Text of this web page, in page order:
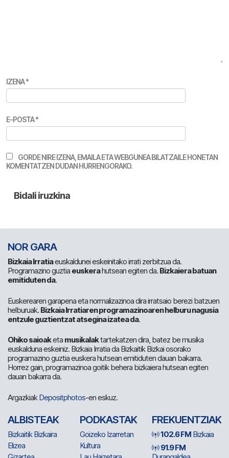
IZENA*
E-POSTA*
GORDE NIRE IZENA, EMAILA ETA WEBGUNEA BILATZAILE HONETAN
KOMENTATZEN DUDAN HURRENGORAKO.
NOR GARA
Bizkaia Irratiaeuskaldunei eskeinitako irrati zerbitzua da.
Programazino guztia euskerahutsean egiten da. Bizkaiera batuan
emitiduten da.
Euskerearen garapena eta normalizazinoa dira irratsaio berezi batzuen
helburuak. Bizkaia Irratiaren programazinoaren helburu nagusia
entzule guztientzat atsegina izatea da.
Ohiko saioaketa musikalaktartekatzen dira, batez be musika
euskalduna eskeiniz. Bizkaia Irratia da Bizkaitik Bizkai osorako
programazino guztia euskera hutsean emitiduten dauan bakarra.
Horrez gain, programazinoa goitik behera bizkaiera hutsean egiten
dauan bakarra da.
ArgazkiakDepositphotos-en eskuz.
ALBISTEAK
Bizkaitik Bizkaira
Elizea
PODKASTAK
Goizeko Izarretan
Kultura
FREKUENTZIAK
102.6 FM Bizkaia
91.9 FM